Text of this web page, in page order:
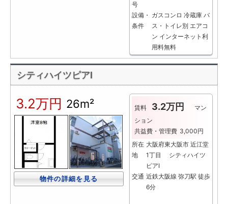
号
設備・
条件
ガスコンロ 冷蔵庫 バ
ス・トイレ別 エアコ
ン インターネット利
用料無料
シティハイツピアⅠ
3.2万円 26m²
物件の詳細を見る
賃料 3.2万円
マン
ション
共益費・管理費 3,000円
所在
地
大阪府東大阪市 近江堂
1丁目 シティハイツ
ピアⅠ
交通 近鉄大阪線 弥刀駅 徒歩
6分